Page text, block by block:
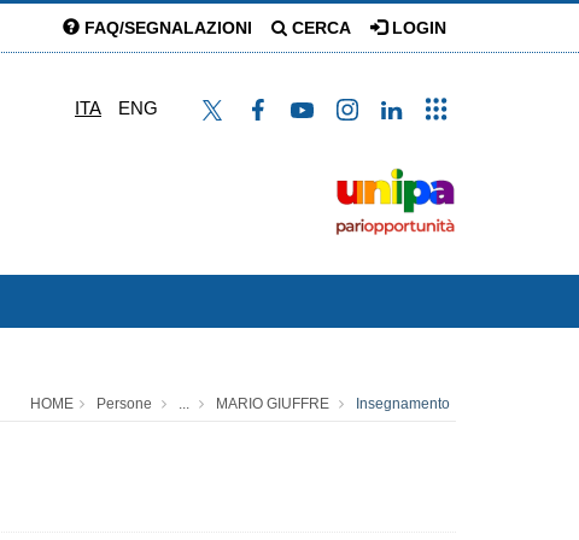
FAQ/SEGNALAZIONI CERCA LOGIN
ITA ENG
HOME Persone ... MARIO GIUFFRE Insegnamento